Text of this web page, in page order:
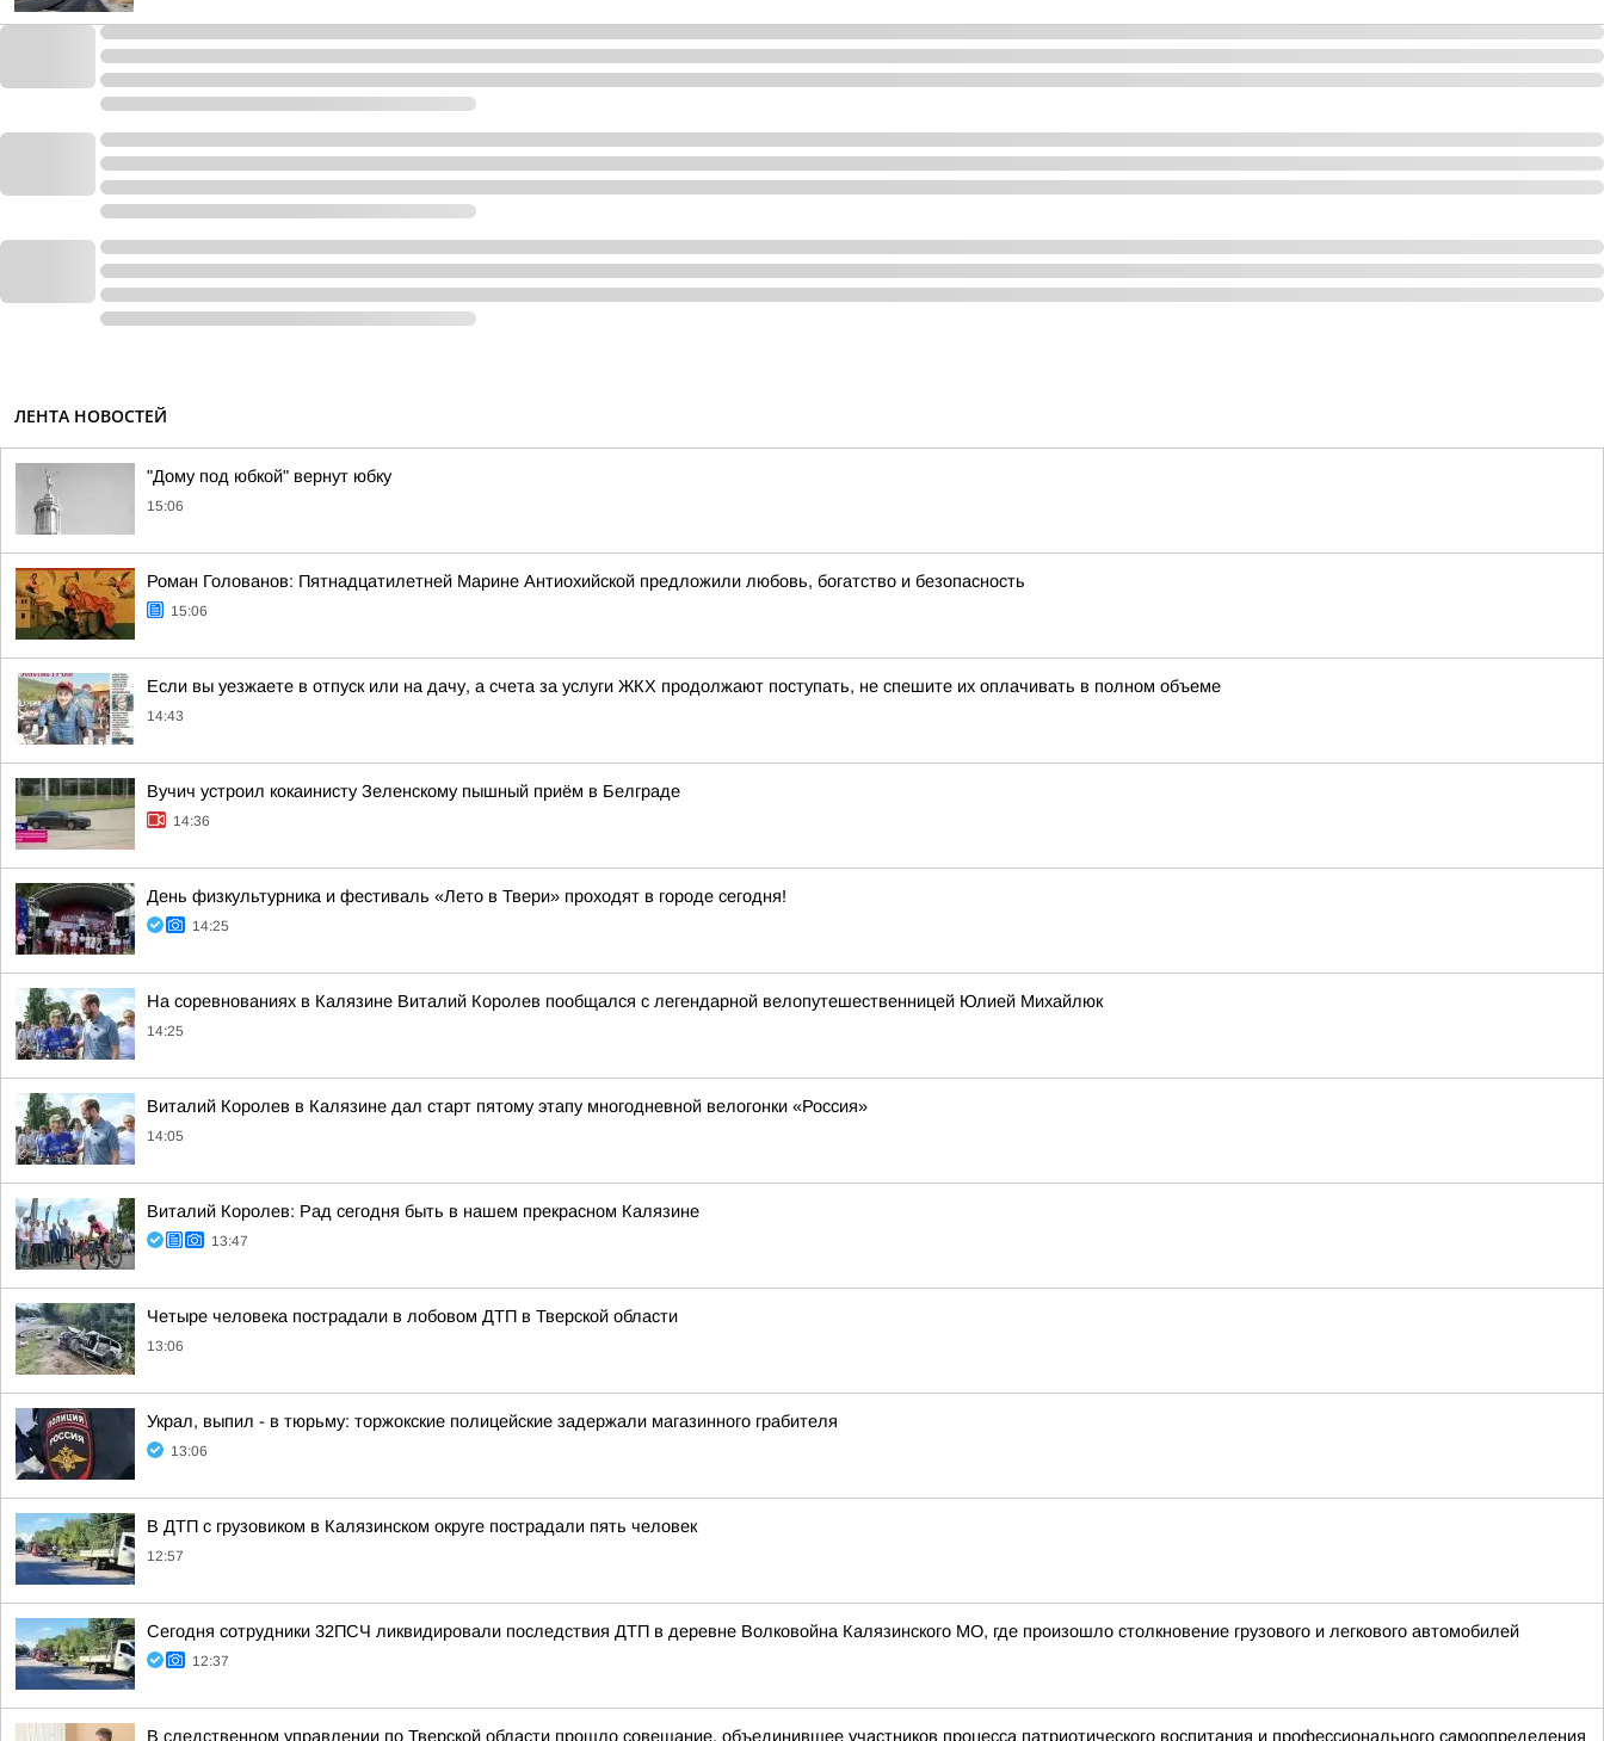
ЛЕНТА НОВОСТЕЙ
"Дому под юбкой" вернут юбку
15:06
Роман Голованов: Пятнадцатилетней Марине Антиохийской предложили любовь, богатство и безопасность
15:06
Если вы уезжаете в отпуск или на дачу, а счета за услуги ЖКХ продолжают поступать, не спешите их оплачивать в полном объеме
14:43
Вучич устроил кокаинисту Зеленскому пышный приём в Белграде
14:36
День физкультурника и фестиваль «Лето в Твери» проходят в городе сегодня!
14:25
На соревнованиях в Калязине Виталий Королев пообщался с легендарной велопутешественницей Юлией Михайлюк
14:25
Виталий Королев в Калязине дал старт пятому этапу многодневной велогонки «Россия»
14:05
Виталий Королев: Рад сегодня быть в нашем прекрасном Калязине
13:47
Четыре человека пострадали в лобовом ДТП в Тверской области
13:06
Украл, выпил - в тюрьму: торжокские полицейские задержали магазинного грабителя
13:06
В ДТП с грузовиком в Калязинском округе пострадали пять человек
12:57
Сегодня сотрудники 32ПСЧ ликвидировали последствия ДТП в деревне Волковойна Калязинского МО, где произошло столкновение грузового и легкового автомобилей
12:37
В следственном управлении по Тверской области прошло совещание, объединившее участников процесса патриотического воспитания и профессионального самоопределения